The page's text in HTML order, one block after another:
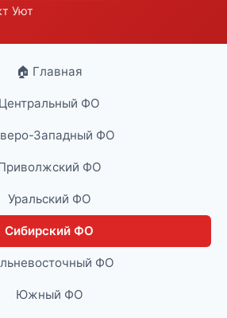
Уют
🏠 Главная
Центральный ФО
Западный ФО
ФО
Уральский ФО
Сибирский ФО
ФО
Южный ФО